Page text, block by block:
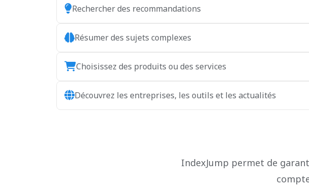
Rechercher des recommandations
Résumer des sujets complexes
Choisissez des produits ou des services
Découvrez les entreprises, les outils et les actualités
IndexJump permet de